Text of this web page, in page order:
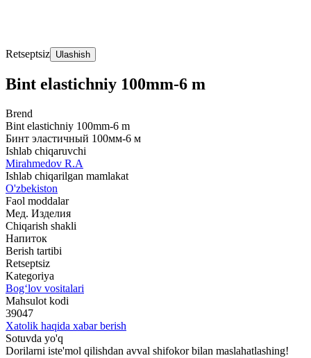
Retseptsiz Ulashish
Bint elastichniy 100mm-6 m
Brend
Bint elastichniy 100mm-6 m
Бинт эластичный 100мм-6 м
Ishlab chiqaruvchi
Mirahmedov R.A
Ishlab chiqarilgan mamlakat
O'zbekiston
Faol moddalar
Мед. Изделия
Chiqarish shakli
Напиток
Berish tartibi
Retseptsiz
Kategoriya
Bog‘lov vositalari
Mahsulot kodi
39047
Xatolik haqida xabar berish
Sotuvda yo'q
Dorilarni iste'mol qilishdan avval shifokor bilan maslahatlashing!